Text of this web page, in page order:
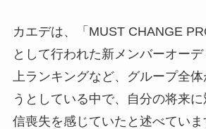
カエデは、「MUST CHANGE
として行われた新メンバーオー
上ランキングなど、グループ全
うとしている中で、自分の将来
信喪失を感じていたと述べてい